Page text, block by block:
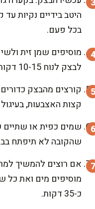
היטב בידיים נקיות
בכל פעם.
מוסיפים שמן זית
לבצק לנוח 10-15 דקות, כך הוא מתייצב וקל ליצור ממנו קובות.
קורצים מהבצק
קצות האצבעות,
שמים כפית או שתיים
שהקובה לא תיפתח
אם רוצים להמשיך
מוסיפים מים ואת כל
כ-35 דקות.